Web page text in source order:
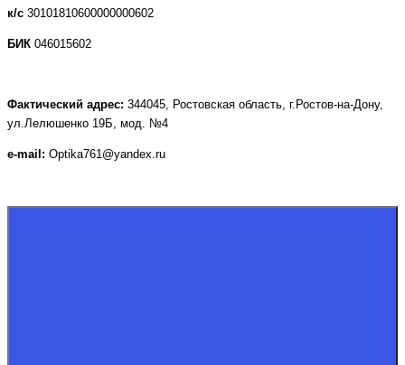
к/с 30101810600000000602
БИК 046015602
Фактический адрес: 344045, Ростовская область, г.Ростов-на-Дону,
ул.Лелюшенко 19Б, мод. №4
e-mail: Optika761 @yandex.ru